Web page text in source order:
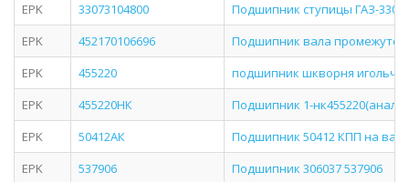
EPK
33073104800
Подшипник ступицы ГАЗ-
EPK
452170106696
Подшипник вала
EPK
455220
подшипник шкворня
EPK
455220НК
Подшипник 1-нк455220(аналог
EPK
50412АК
Подшипник 50412 КПП на вал
EPK
537906
Подшипник 306037 537906